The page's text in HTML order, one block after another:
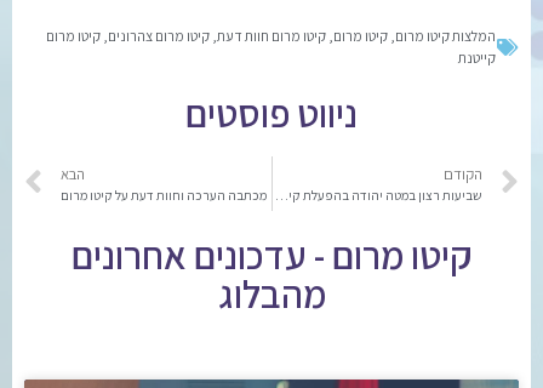
המלצות קיטו מרום קיטו מרום קיטו מרום חוות דעת קיטו מרום צהרונים קיטו מרום
קייטנת
ניווט פוסטים
הקודם
שביעות רצון במטה יהודה בהפעלת קייטנות
הבא
מכתבה הערכה וחוות דעת על קיטו מרום
קיטו מרום - עדכונים אחרונים
מהבלוג